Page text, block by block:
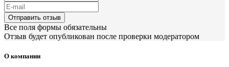
Отправить отзыв
Все поля формы обязательны
Отзыв будет опубликован после проверки модератором
О компании